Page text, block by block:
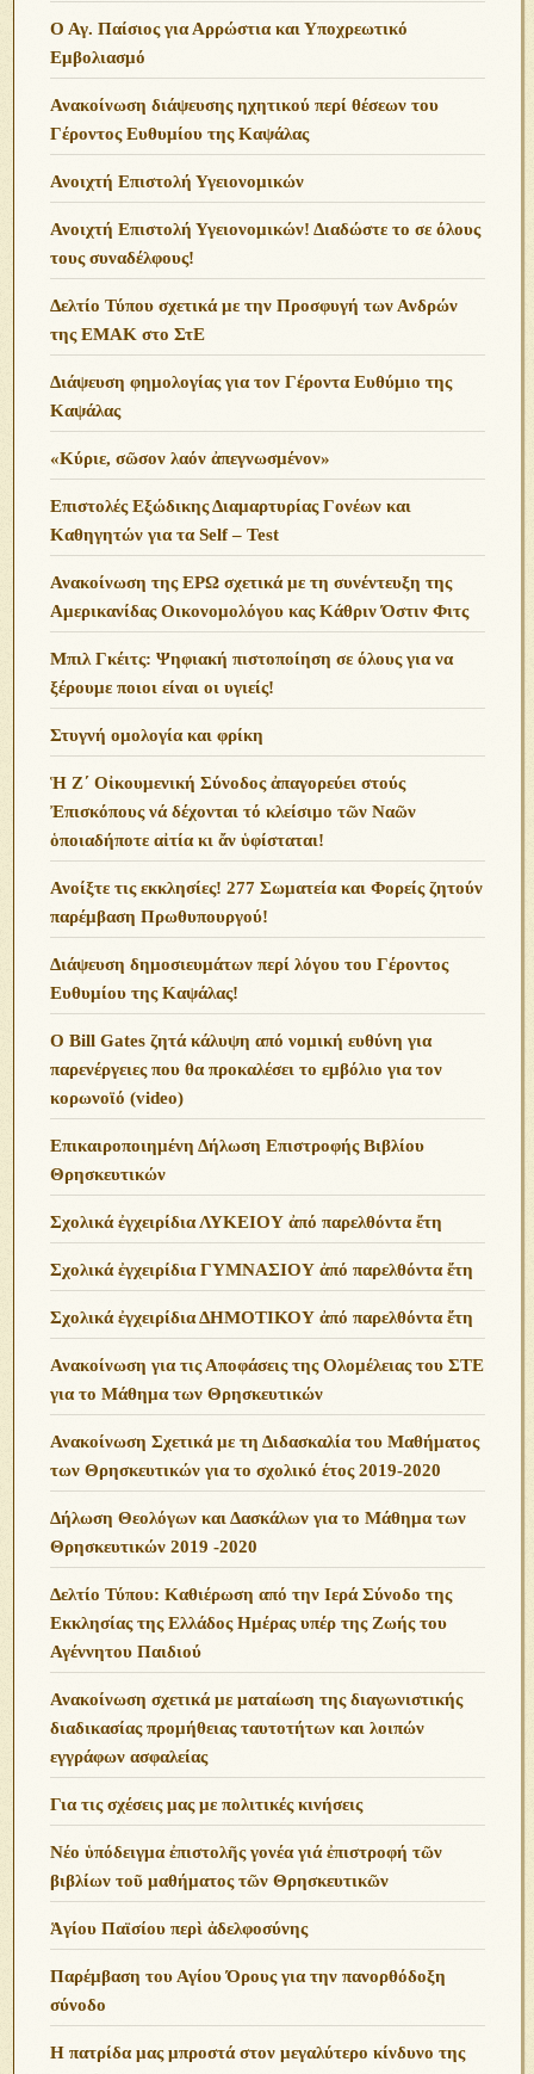
Ο Αγ. Παίσιος για Αρρώστια και Υποχρεωτικό
Εμβολιασμό
Ανακοίνωση διάψευσης ηχητικού περί θέσεων του
Γέροντος Ευθυμίου της Καψάλας
Ανοιχτή Επιστολή Υγειονομικών
Ανοιχτή Επιστολή Υγειονομικών! Διαδώστε το σε όλους
τους συναδέλφους!
Δελτίο Τύπου σχετικά με την Προσφυγή των Ανδρών
της ΕΜΑΚ στο ΣτΕ
Διάψευση φημολογίας για τον Γέροντα Ευθύμιο της
Καψάλας
«Κύριε, σῶσον λαόν ἀπεγνωσμένον»
Επιστολές Εξώδικης Διαμαρτυρίας Γονέων και
Καθηγητών για τα Self – Test
Ανακοίνωση της ΕΡΩ σχετικά με τη συνέντευξη της
Αμερικανίδας Οικονομολόγου κας Κάθριν Όστιν Φιτς
Μπιλ Γκέιτς: Ψηφιακή πιστοποίηση σε όλους για να
ξέρουμε ποιοι είναι οι υγιείς!
Στυγνή ομολογία και φρίκη
Ἡ Ζ΄ Οἰκουμενική Σύνοδος ἀπαγορεύει στούς
Ἐπισκόπους νά δέχονται τό κλείσιμο τῶν Ναῶν
ὁποιαδήποτε αἰτία κι ἄν ὑφίσταται!
Ανoίξτε τις εκκλησίες! 277 Σωματεία και Φορείς ζητούν
παρέμβαση Πρωθυπουργού!
Διάψευση δημοσιευμάτων περί λόγου του Γέροντος
Ευθυμίου της Καψάλας!
O Bill Gates ζητά κάλυψη από νομική ευθύνη για
παρενέργειες που θα προκαλέσει το εμβόλιο για τον
κορωνοϊό (video)
Επικαιροποιημένη Δήλωση Επιστροφής Βιβλίου
Θρησκευτικών
Σχολικά ἐγχειρίδια ΛΥΚΕΙΟΥ ἀπό παρελθόντα ἔτη
Σχολικά ἐγχειρίδια ΓΥΜΝΑΣΙΟΥ ἀπό παρελθόντα ἔτη
Σχολικά ἐγχειρίδια ΔΗΜΟΤΙΚΟΥ ἀπό παρελθόντα ἔτη
Ανακοίνωση για τις Αποφάσεις της Ολομέλειας του ΣΤΕ
για το Μάθημα των Θρησκευτικών
Ανακοίνωση Σχετικά με τη Διδασκαλία του Μαθήματος
των Θρησκευτικών για το σχολικό έτος 2019-2020
Δήλωση Θεολόγων και Δασκάλων για το Μάθημα των
Θρησκευτικών 2019 -2020
Δελτίο Τύπου: Καθιέρωση από την Ιερά Σύνοδο της
Εκκλησίας της Ελλάδος Ημέρας υπέρ της Ζωής του
Αγέννητου Παιδιού
Ανακοίνωση σχετικά με ματαίωση της διαγωνιστικής
διαδικασίας προμήθειας ταυτοτήτων και λοιπών
εγγράφων ασφαλείας
Για τις σχέσεις μας με πολιτικές κινήσεις
Νέο ὑπόδειγμα ἐπιστολῆς γονέα γιά ἐπιστροφή τῶν
βιβλίων τοῦ μαθήματος τῶν Θρησκευτικῶν
Ἁγίου Παϊσίου περὶ ἀδελφοσύνης
Παρέμβαση του Αγίου Όρους για την πανορθόδοξη
σύνοδο
Η πατρίδα μας μπροστά στον μεγαλύτερο κίνδυνο της